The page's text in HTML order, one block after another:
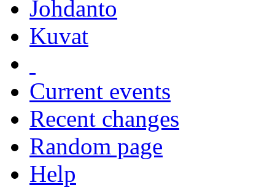
Johdanto
Kuvat
Current events
Recent changes
Random page
Help